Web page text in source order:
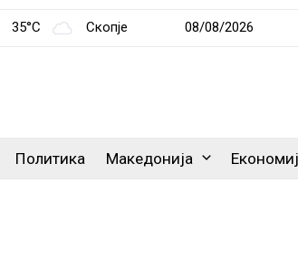
35°C Скопје 08/08/2026
Политика Македонија